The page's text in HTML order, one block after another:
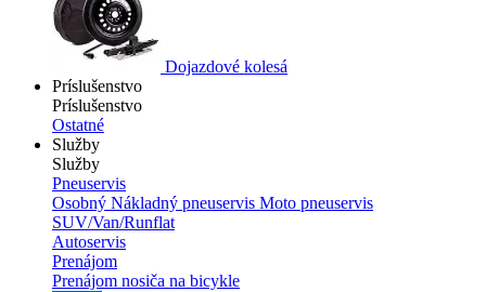
Dojazdové kolesá
Príslušenstvo
Príslušenstvo
Ostatné
Služby
Služby
Pneuservis
Osobný Nákladný pneuservis Moto pneuservis
SUV/Van/Runflat
Autoservis
Prenájom
Prenájom nosiča na bicykle